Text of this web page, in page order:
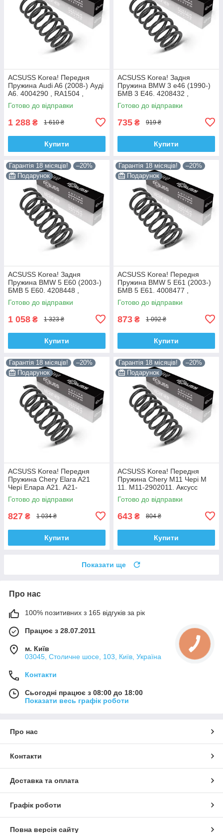
ACSUSS Korea! Передня
Пружина Audi A6 (2008-) Ауді
А6. 4004290 , RA1504 ,
993126. Аксусс Корея
Готово до відправки
1 288 ₴ 1 610 ₴
Купити
ACSUSS Korea! Задня
Пружина BMW 3 e46 (1990-)
БМВ 3 E46. 4208432 ,
RX6200 , 996723. Аксусс
Корея
Готово до відправки
735 ₴ 919 ₴
Купити
Гарантія 18 місяців!
–20%
Подарунок
ACSUSS Korea! Задня
Пружина BMW 5 E60 (2003-)
БМВ 5 Е60. 4208448 ,
RC6693 , 996975. Аксусс
Корея
Готово до відправки
1 058 ₴ 1 323 ₴
Купити
Гарантія 18 місяців!
–20%
Подарунок
ACSUSS Korea! Передня
Пружина BMW 5 E61 (2003-)
БМВ 5 Е61. 4008477 ,
RH3905. Аксусс Корея
Готово до відправки
873 ₴ 1 092 ₴
Купити
Гарантія 18 місяців!
–20%
Подарунок
ACSUSS Korea! Передня
Пружина Chery Elara A21
Чері Елара А21. A21-
2902011AC. Аксусс Корея
Готово до відправки
827 ₴ 1 034 ₴
Купити
Гарантія 18 місяців!
–20%
Подарунок
ACSUSS Korea! Передня
Пружина Chery M11 Чері М
11. M11-2902011. Аксусс
Корея
Готово до відправки
643 ₴ 804 ₴
Купити
Показати ще
Про нас
100% позитивних з 165 відгуків за рік
Працює з 28.07.2011
м. Київ
03045, Столичне шосе, 103, Київ, Україна
Контакти
Сьогодні працює з 08:00 до 18:00
Показати весь графік роботи
Про нас
Контакти
Доставка та оплата
Графік роботи
Повна версія сайту